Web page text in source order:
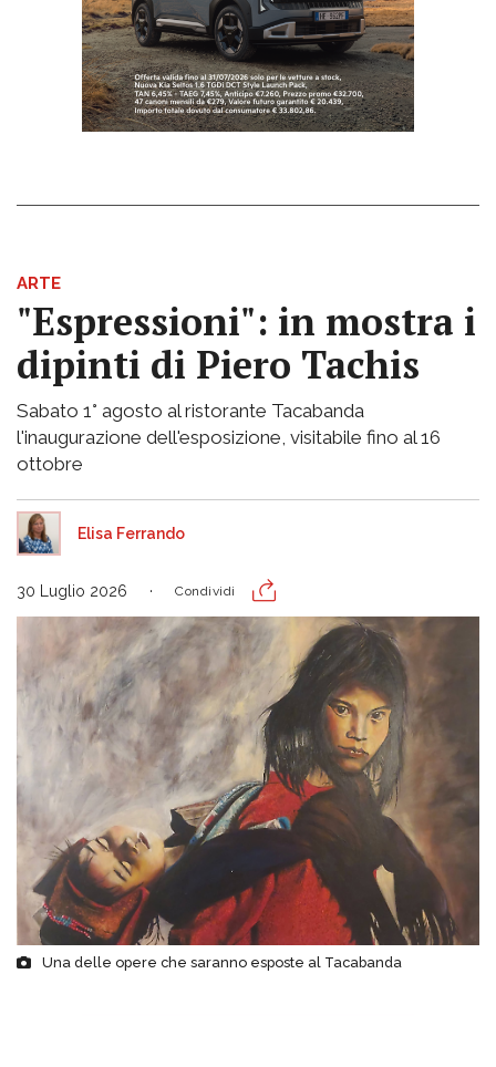
ARTE
"Espressioni": in mostra i
dipinti di Piero Tachis
Sabato 1° agosto al ristorante Tacabanda
l'inaugurazione dell'esposizione, visitabile fino al 16
ottobre
Elisa Ferrando
30 Luglio 2026 Condividi
Una delle opere che saranno esposte al Tacabanda